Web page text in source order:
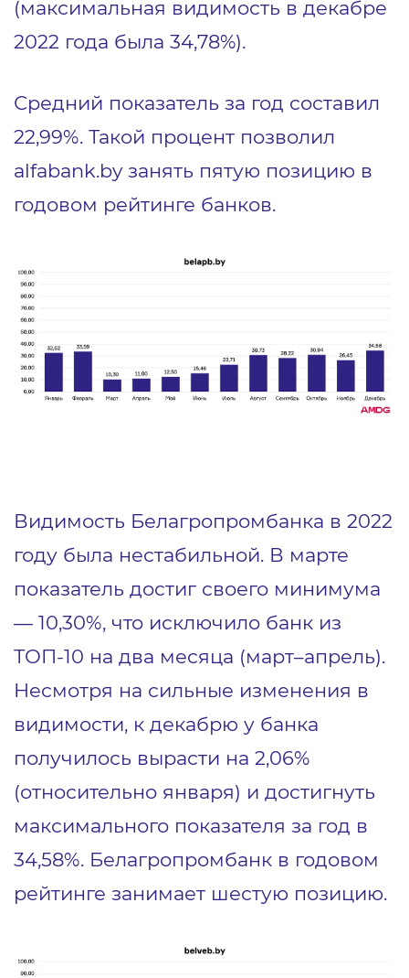
(максимальная видимость в декабре
2022 года была 34,78%).
Средний показатель за год составил
22,99%. Такой процент позволил
alfabank.by занять пятую позицию в
годовом рейтинге банков.
Видимость Белагропромбанка в 2022
году была нестабильной. В марте
показатель достиг своего минимума
— 10,30%, что исключило банк из
ТОП-10 на два месяца (март–апрель).
Несмотря на сильные изменения в
видимости, к декабрю у банка
получилось вырасти на 2,06%
(относительно января) и достигнуть
максимального показателя за год в
34,58%. Белагропромбанк в годовом
рейтинге занимает шестую позицию.